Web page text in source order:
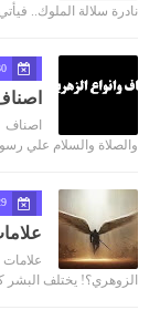
نادرة سلالة الملوك..
30
اصناف
والصلاة والسلام علي
29
الزوهري؟! يختلف